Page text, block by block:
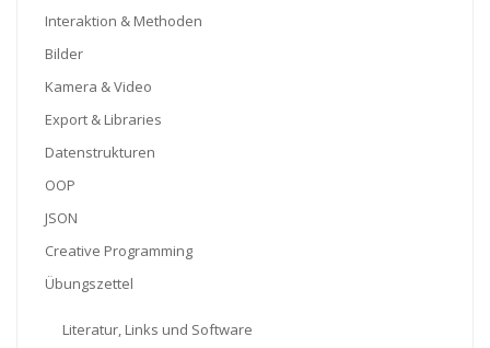
Interaktion & Methoden
Bilder
Kamera & Video
Export & Libraries
Datenstrukturen
OOP
JSON
Creative Programming
Übungszettel
Literatur, Links und Software